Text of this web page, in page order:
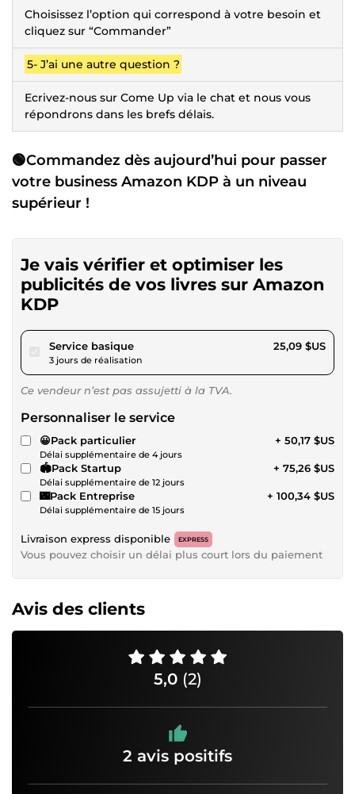
Choisissez l’option qui correspond à votre besoin et
cliquez sur “Commander”
5- J’ai une autre question ?
Ecrivez-nous sur Come Up via le chat et nous vous
répondrons dans les brefs délais.
🟢Commandez dès aujourd’hui pour passer
votre business Amazon KDP à un niveau
supérieur !
Je vais vérifier et optimiser les
publicités de vos livres sur Amazon
KDP
Service basiquepour 23,12 $US
3 jours de réalisation
25,09 $US
Ce vendeur n’est pas assujetti à la TVA.
Personnaliser le service
😀Pack particulier
Délai supplémentaire de 4 jours
+ 50,17 $US
🏟️Pack Startup
Délai supplémentaire de 12 jours
+ 75,26 $US
🌃Pack Entreprise
Délai supplémentaire de 15 jours
+ 100,34 $US
Livraison express disponible EXPRESS
Vous pouvez choisir un délai plus court lors du paiement
Avis des clients
5,0 (2)
2 avis positifs